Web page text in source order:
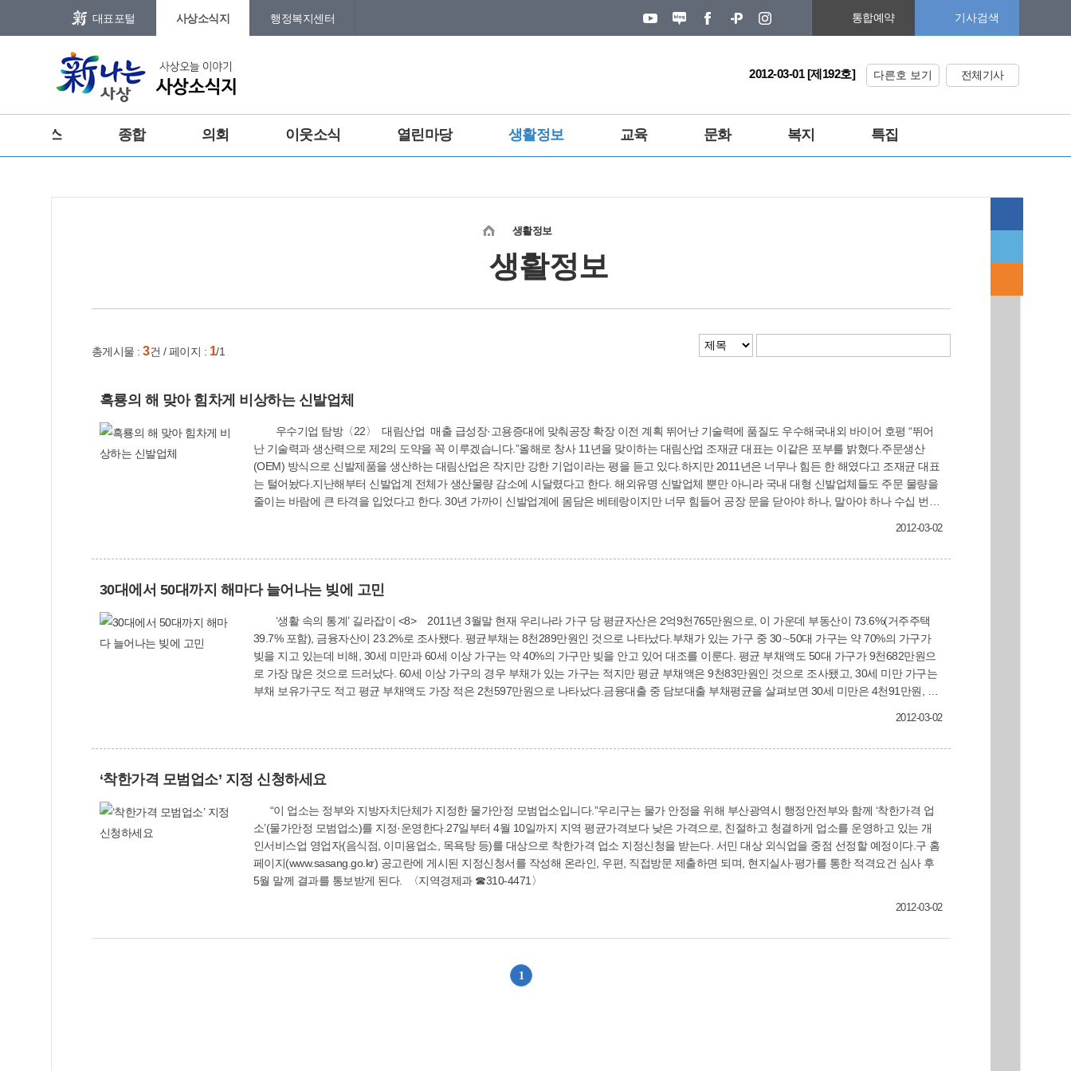
메인메뉴 바로가기
대표포털 사상소식지 행정복지센터 통합예약 기사검색
2012-03-01 [제192호] 다른호 보기 전체기사
주요뉴스 종합 의회 이웃소식 열린마당 생활정보 교육 문화 복지 특집
생활정보
생활정보
총게시물 : 3건 / 페이지 : 1/1
흑룡의 해 맞아 힘차게 비상하는 신발업체
난 기술력과 생산력으로 제2의 도약을 꼭 이루겠습니다.”올해로 창사 11년을 맞이하는 대림산업 조재균 대표는 이같은 포부를 밝혔다.주문생산
(OEM) 방식으로 신발제품을 생산하는 대림산업은 작지만 강한 기업이라는 평을 듣고 있다.하지만 2011년은 너무나 힘든 한 해였다고 조재균 대표
는 털어놨다.지난해부터 신발업계 전체가 생산물량 감소에 시달렸다고 한다. 해외유명 신발업체 뿐만 아니라 국내 대형 신발업체들도 주문 물량을
줄이는 바람에 큰 타격을 입었다고 한다. 30년 가까이 신발업계에 몸담은 베테랑이지만 너무 힘들어 공장 문을 닫아야 하나, 말아야 하나 수십 번도
억원 보다 4배 증가한 20억원을 예상하고 있으며, 내년엔 90억원의 매출을 올릴 것으로 기대하고 있다. 현재 26명인 직원도 올 연말엔 30명, 내년
후된데다 너무 비좁아 이전 부지를 물색하고 있다.직원 대부분이 사상구와 인근 북구에 거주하고 있어 교통이 편리한 사상지역에 새 사옥 겸 공장
을 마련하고 싶다고. 하지만 자금이 부족해 중소기업청에 자금지원을 신청해 놓고 답변을 기다리고 있다고 말한다.“신발 하나를 완제품으로 생산하
는데 40∼60개 협력업체가 참여하고, 수백명의 근로자를 고용하는 효과가 있다”고 설명하는 조재균 대표는 “부산경제의 근간인 신발산업에 대한 정
부의 관심과 지원이 그 어느 때 보다 절실하다”고 강조했다.한편 대림산업은 지난 2010년 8월 부산광역시 고용우수기업으로 선정됐으며, 같은 해
10월 부산광역시 우수기업으로 선정됐다. 문의 : 대림산업(☎301-4569) 사진 설명 - 대림산업 조재균 대표, 대림산업이 생산하고 있는 신발제품들.
2012-03-02
30대에서 50대까지 해마다 늘어나는 빚에 고민
39.7% 포함), 금융자산이 23.2%로 조사됐다. 평균부채는 8천289만원인 것으로 나타났다.부채가 있는 가구 중 30∼50대 가구는 약 70%의 가구가
빚을 지고 있는데 비해, 30세 미만과 60세 이상 가구는 약 40%의 가구만 빚을 안고 있어 대조를 이룬다. 평균 부채액도 50대 가구가 9천682만원으
로 가장 많은 것으로 드러났다. 60세 이상 가구의 경우 부채가 있는 가구는 적지만 평균 부채액은 9천83만원인 것으로 조사됐고, 30세 미만 가구는
부채 보유가구도 적고 평균 부채액도 가장 적은 2천597만원으로 나타났다.금융대출 중 담보대출 부채평균을 살펴보면 30세 미만은 4천91만원, 30
2012-03-02
‘착한가격 모범업소’ 지정 신청하세요
소’(물가안정 모범업소)를 지정·운영한다.27일부터 4월 10일까지 지역 평균가격보다 낮은 가격으로, 친절하고 청결하게 업소를 운영하고 있는 개
인서비스업 영업자(음식점, 이미용업소, 목욕탕 등)를 대상으로 착한가격 업소 지정신청을 받는다. 서민 대상 외식업을 중점 선정할 예정이다.구 홈
페이지(www.sasang.go.kr) 공고란에 게시된 지정신청서를 작성해 온라인, 우편, 직접방문 제출하면 되며, 현지실사·평가를 통한 적격요건 심사 후
5월 말께 결과를 통보받게 된다. 〈지역경제과 ☎310-4471〉
2012-03-02
1